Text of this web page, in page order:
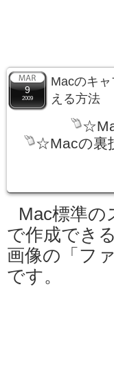
9
2009
Macのキ
える方法
☆Macの裏
Mac標準
で作成でき
画像の「フ
です。